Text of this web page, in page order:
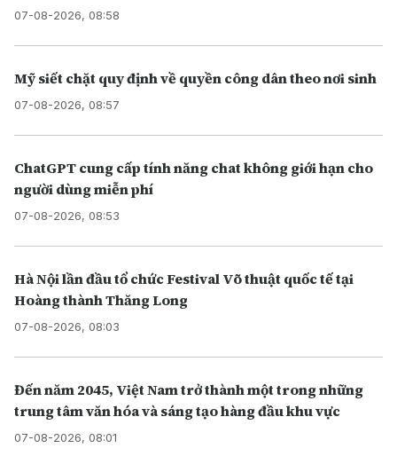
07-08-2026, 08:58
Mỹ siết chặt quy định về quyền công dân theo nơi sinh
07-08-2026, 08:57
ChatGPT cung cấp tính năng chat không giới hạn cho
người dùng miễn phí
07-08-2026, 08:53
Hà Nội lần đầu tổ chức Festival Võ thuật quốc tế tại
Hoàng thành Thăng Long
07-08-2026, 08:03
Đến năm 2045, Việt Nam trở thành một trong những
trung tâm văn hóa và sáng tạo hàng đầu khu vực
07-08-2026, 08:01